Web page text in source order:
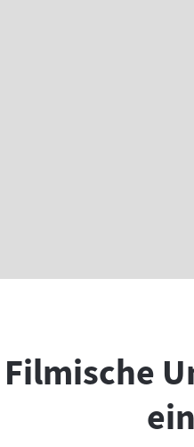
Filmische